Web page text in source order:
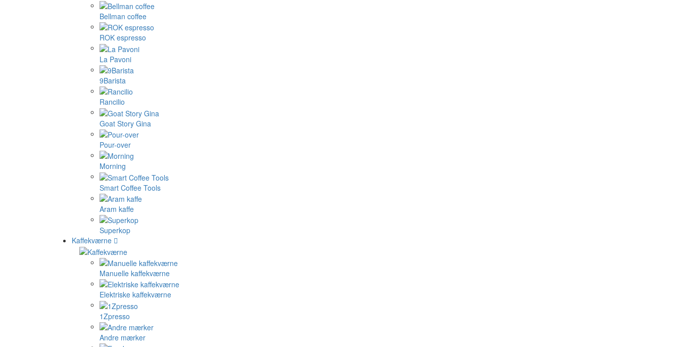
Bellman coffee
ROK espresso
La Pavoni
9Barista
Rancilio
Goat Story Gina
Pour-over
Morning
Smart Coffee Tools
Aram kaffe
Superkop
Kaffekværne
Manuelle kaffekværne
Elektriske kaffekværne
1Zpresso
Andre mærker